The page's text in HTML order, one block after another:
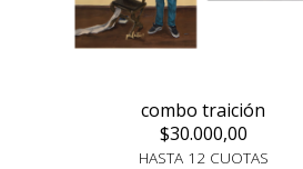
combo traición
$30.000,00
HASTA 12 CUOTAS